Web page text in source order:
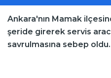
Ankara'nın Mamak
şeride girerek servis
savrulmasına sebep